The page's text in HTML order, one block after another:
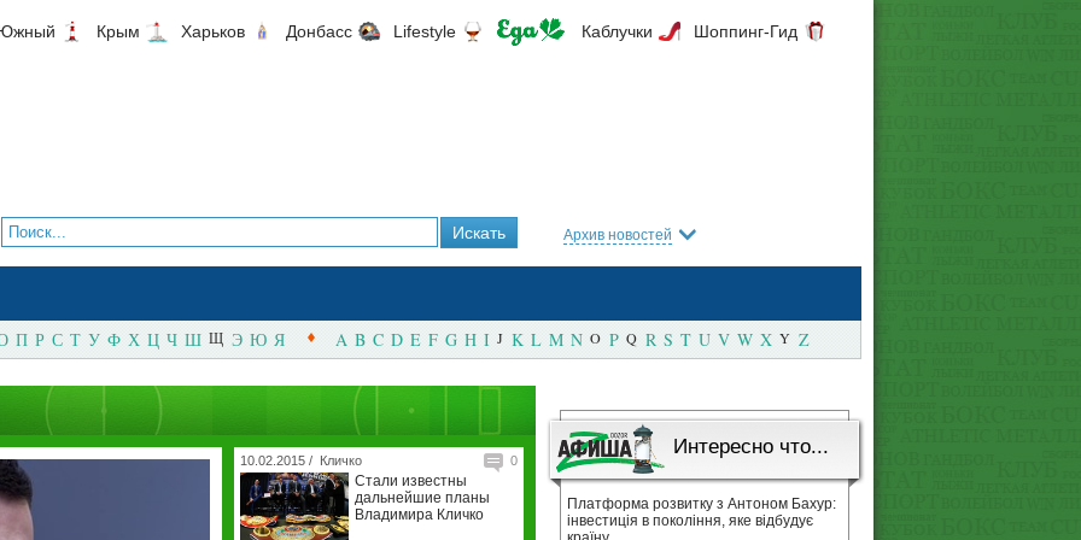
Крым Харьков Донбасс Lifestyle Каблучки Шоппинг-Гид
Архив новостей
П Р С Т У Ф Х Ц Ч Ш Щ Э Ю Я A B C D E F G H I J K L M N O P Q R S T U V W X Y Z
10.02.2015 / Кличко 0
Стали известны
дальнейшие планы
Владимира Кличко
Интересно что...
Платформа розвитку з Антоном Бахур:
інвестиція в покоління, яке відбудує